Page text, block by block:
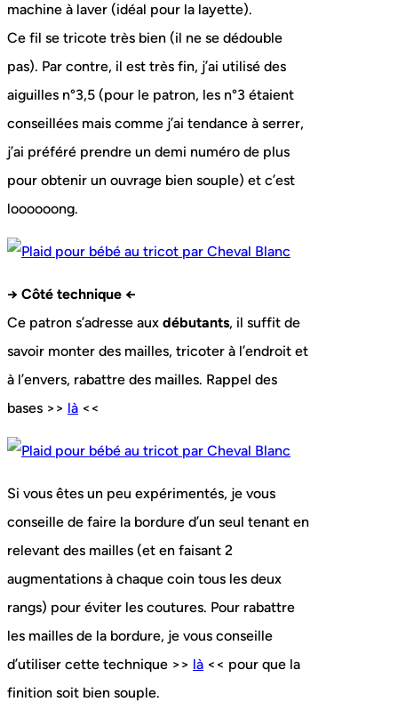
machine à laver (idéal pour la layette).
Ce fil se tricote très bien (il ne se dédouble
pas). Par contre, il est très fin, j’ai utilisé des
aiguilles n°3,5 (pour le patron, les n°3 étaient
conseillées mais comme j’ai tendance à serrer,
j’ai préféré prendre un demi numéro de plus
pour obtenir un ouvrage bien souple) et c’est
loooooong.
→ Côté technique ←
Ce patron s’adresse aux débutants, il suffit de
savoir monter des mailles, tricoter à l’endroit et
à l’envers, rabattre des mailles. Rappel des
bases >> là <<
Si vous êtes un peu expérimentés, je vous
conseille de faire la bordure d’un seul tenant en
relevant des mailles (et en faisant 2
augmentations à chaque coin tous les deux
rangs) pour éviter les coutures. Pour rabattre
les mailles de la bordure, je vous conseille
d’utiliser cette technique >> là << pour que la
finition soit bien souple.